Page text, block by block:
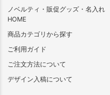
ノベルティ・販促グッズ・名入れ
HOME
商品カテゴリから探す
ご利用ガイド
ご注文方法について
デザイン入稿について